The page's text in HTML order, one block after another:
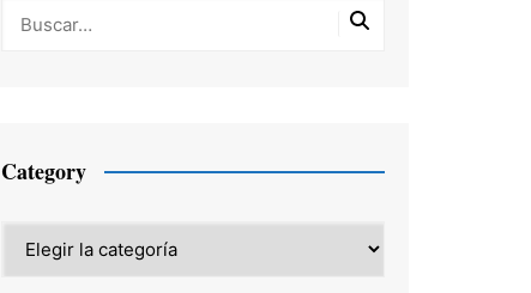
Category